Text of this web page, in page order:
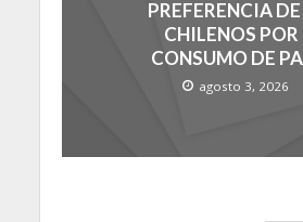
PREFERENCIA
CHILENOS POR
CONSUMO DE
agosto 3, 2026